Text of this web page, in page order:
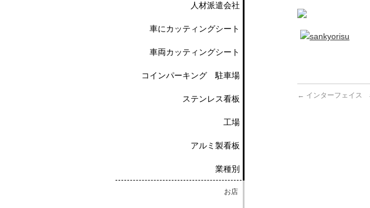
← インターフェイス
人材派遣会社
車にカッティングシート
車両カッティングシート
コインパーキング 駐車場
ステンレス看板
工場
アルミ製看板
業種別
お店